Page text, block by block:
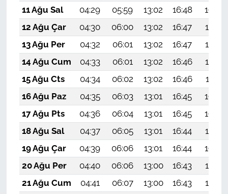
11 Ağu Sal
04:29 05:59 13:02 16:48
19:56
12 Ağu Çar
04:30 06:00 13:02 16:47
19:54
13 Ağu Per
04:32 06:01 13:02 16:47
19:53
14 Ağu Cum
04:33 06:01 13:02 16:46
19:52
15 Ağu Cts
04:34 06:02 13:02 16:46
19:51
16 Ağu Paz
04:35 06:03 13:01 16:45
19:50
17 Ağu Pts
04:36 06:04 13:01 16:45
19:48
18 Ağu Sal
04:37 06:05 13:01 16:44
19:47
19 Ağu Çar
04:39 06:06 13:01 16:44
19:46
20 Ağu Per
04:40 06:06 13:00 16:43
19:45
21 Ağu Cum
04:41 06:07 13:00 16:43
19:43